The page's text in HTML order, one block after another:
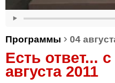
Программы › 04
Есть ответ...
августа 2011